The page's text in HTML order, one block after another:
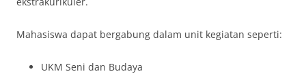
Mahasiswa dapat bergabung dalam unit kegiatan seperti:
UKM Seni dan Budaya